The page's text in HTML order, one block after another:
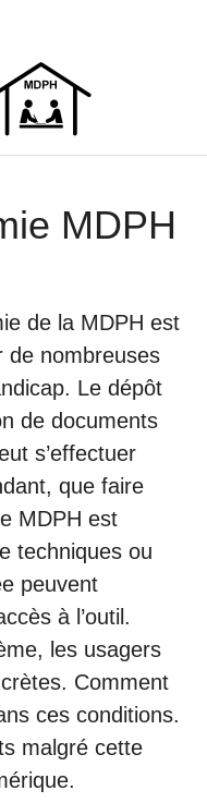
MDPH
de la MDPH est
de nombreuses
Le dépôt
de documents
s’effectuer
que faire
MDPH est
techniques ou
peuvent
à l’outil.
les usagers
Comment
ces conditions.
malgré cette